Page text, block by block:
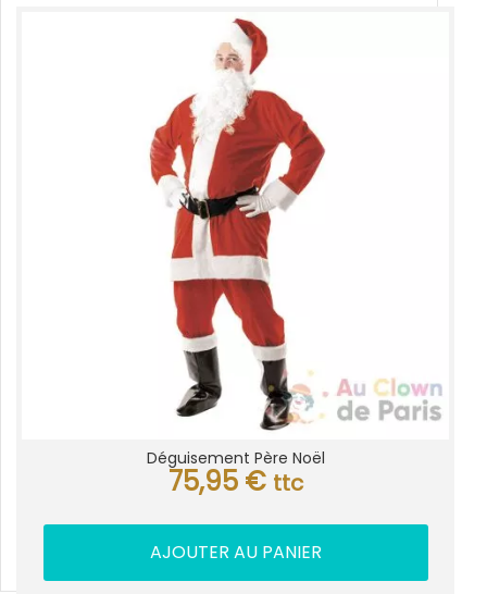
Déguisement Père Noël
75,95 € ttc
AJOUTER AU PANIER